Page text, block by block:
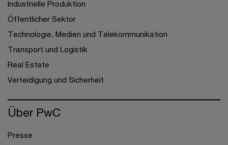
Industrielle Produktion
Öffentlicher Sektor
Technologie, Medien und Telekommunikation
Transport und Logistik
Real Estate
Verteidigung und Sicherheit
Über PwC
Presse